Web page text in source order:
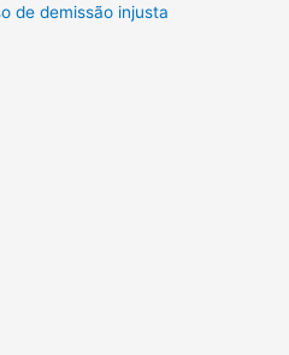
de demissão injusta